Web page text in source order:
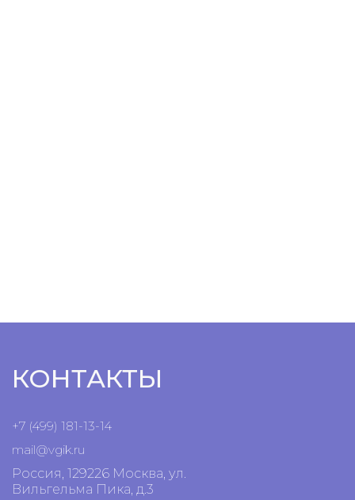
КОНТАКТЫ
+7 (499) 181-13-14
mail@vgik.ru
Россия, 129226 Москва, ул.
Вильгельма Пика, д.3